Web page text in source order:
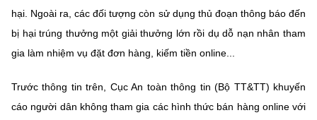
hại. Ngoài ra, các đối tượng còn sử dụng thủ đoạn thông báo đến
bị hại trúng thưởng một giải thưởng lớn rồi dụ dỗ nạn nhân tham
gia làm nhiệm vụ đặt đơn hàng, kiếm tiền online...
Trước thông tin trên, Cục An toàn thông tin (Bộ TT&TT) khuyến
cáo người dân không tham gia các hình thức bán hàng online với